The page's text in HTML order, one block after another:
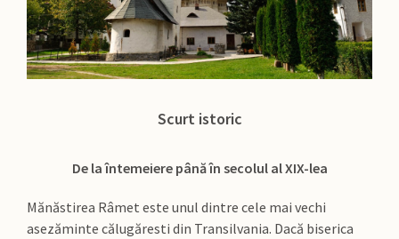
Scurt istoric
De la întemeiere până în secolul al XIX-lea
Mănăstirea Râmet este unul dintre cele mai vechi
asezăminte călugăresti din Transilvania. Dacă biserica